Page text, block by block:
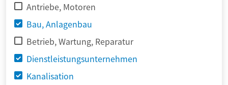
Antriebe, Motoren
Bau, Anlagenbau
Betrieb, Wartung, Reparatur
Dienstleistungsunternehmen
Kanalisation